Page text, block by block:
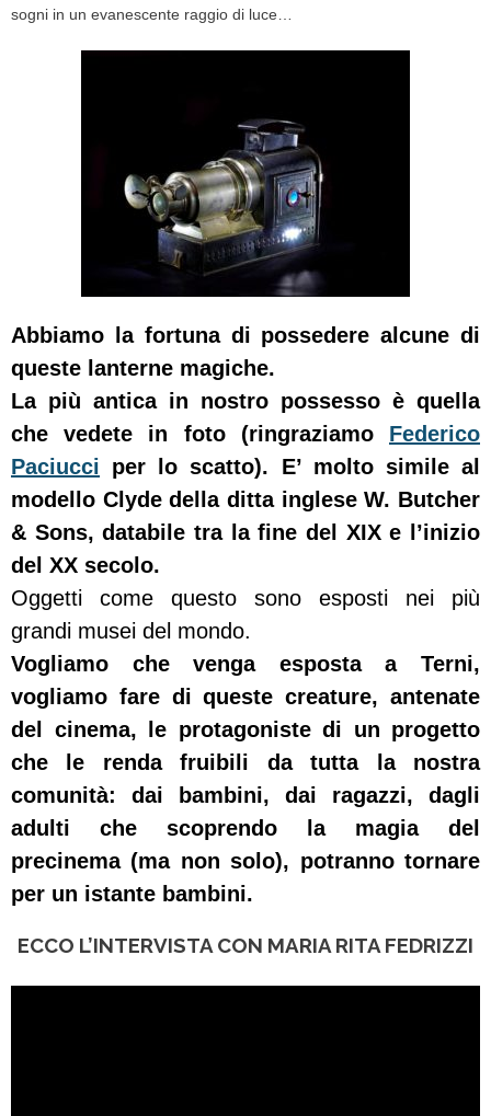
sogni in un evanescente raggio di luce…
Abbiamo la fortuna di possedere alcune di
queste lanterne magiche.
La più antica in nostro possesso è quella
che vedete in foto (ringraziamo Federico
Paciucci per lo scatto). E’ molto simile al
modello Clyde della ditta inglese W. Butcher
& Sons, databile tra la fine del XIX e l’inizio
del XX secolo.
Oggetti come questo sono esposti nei più
grandi musei del mondo.
Vogliamo che venga esposta a Terni,
vogliamo fare di queste creature, antenate
del cinema, le protagoniste di un progetto
che le renda fruibili da tutta la nostra
comunità: dai bambini, dai ragazzi, dagli
adulti che scoprendo la magia del
precinema (ma non solo), potranno tornare
per un istante bambini.
ECCO L’INTERVISTA CON MARIA RITA FEDRIZZI